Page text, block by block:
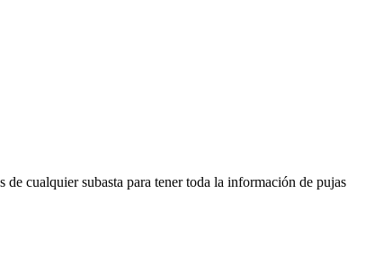
cualquier subasta para tener toda la información de pujas